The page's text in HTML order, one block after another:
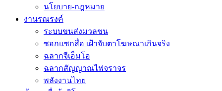
นโยบาย-กฎหมาย
งานรณรงค์
ระบบขนส่งมวลชน
ซอกแซกสื่อ เฝ้าจับตาโฆษณาเกินจริง
ฉลากจีเอ็มโอ
ฉลากสัญญาณไฟจราจร
พลังงานไทย